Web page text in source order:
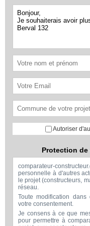
Autoriser
Protection
comparateur-
personnelle à d'autres
le projet (constructeurs,
réseau.
Toute modification
votre consentement.
Je consens à ce que
pour permettre à